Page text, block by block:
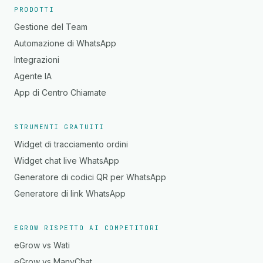
PRODOTTI
Gestione del Team
Automazione di WhatsApp
Integrazioni
Agente IA
App di Centro Chiamate
STRUMENTI GRATUITI
Widget di tracciamento ordini
Widget chat live WhatsApp
Generatore di codici QR per WhatsApp
Generatore di link WhatsApp
EGROW RISPETTO AI COMPETITORI
eGrow vs Wati